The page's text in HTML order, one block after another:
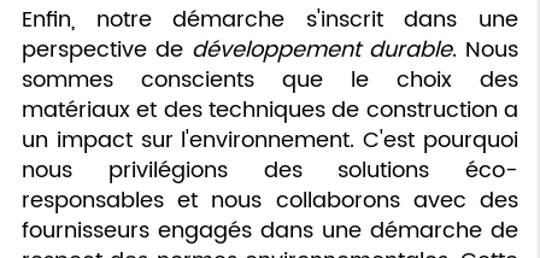
Enfin, notre démarche s'inscrit dans une
perspective de développement durable. Nous
sommes conscients que le choix des
matériaux et des techniques de construction a
un impact sur l'environnement. C'est pourquoi
nous privilégions des solutions éco-
responsables et nous collaborons avec des
fournisseurs engagés dans une démarche de